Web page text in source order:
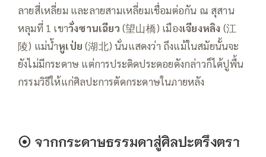
ลายสี่เหลี่ยม และลายสามเหลี่ยมเชื่อมต่อกัน ณ สุสาน
หลุมที่ 1 เขาวั่งซานเฉียว (望山橋) เมืองเจียงหลิง (江
陵) แม่น้ำหูเป่ย (湖北) นั่นแสดงว่า ถึงแม้ในสมัยนั้นจะ
ยังไม่มีกระดาษ แต่การประดิดประดอยดังกล่าวก็ได้ปูพื้น
กรรมวิธีให้แก่ศิลปะการตัดกระดาษในภายหลัง
⦿ จากกระดาษธรรมดาสู่ศิลปะตรึงตรา